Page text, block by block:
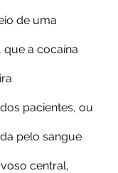
de uma
que a cocaína
pacientes, ou
pelo sangue
central,